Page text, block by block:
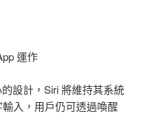
運作
設計，Siri 將維持其系統
入，用戶仍可透過喚醒